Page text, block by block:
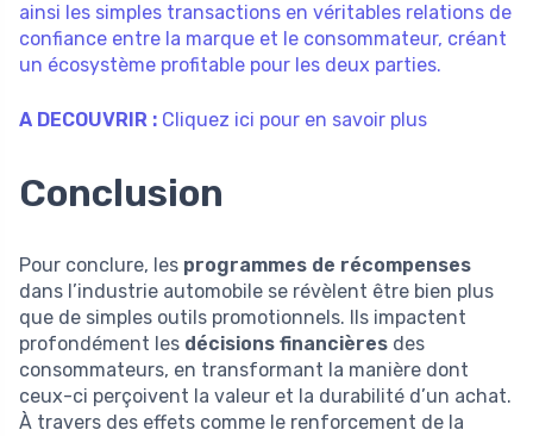
ainsi les simples transactions en véritables relations de
confiance entre la marque et le consommateur, créant
un écosystème profitable pour les deux parties.
A DECOUVRIR : Cliquez ici pour en savoir plus
Conclusion
Pour conclure, les programmes de récompenses
dans l’industrie automobile se révèlent être bien plus
que de simples outils promotionnels. Ils impactent
profondément les décisions financières des
consommateurs, en transformant la manière dont
ceux-ci perçoivent la valeur et la durabilité d’un achat.
À travers des effets comme le renforcement de la